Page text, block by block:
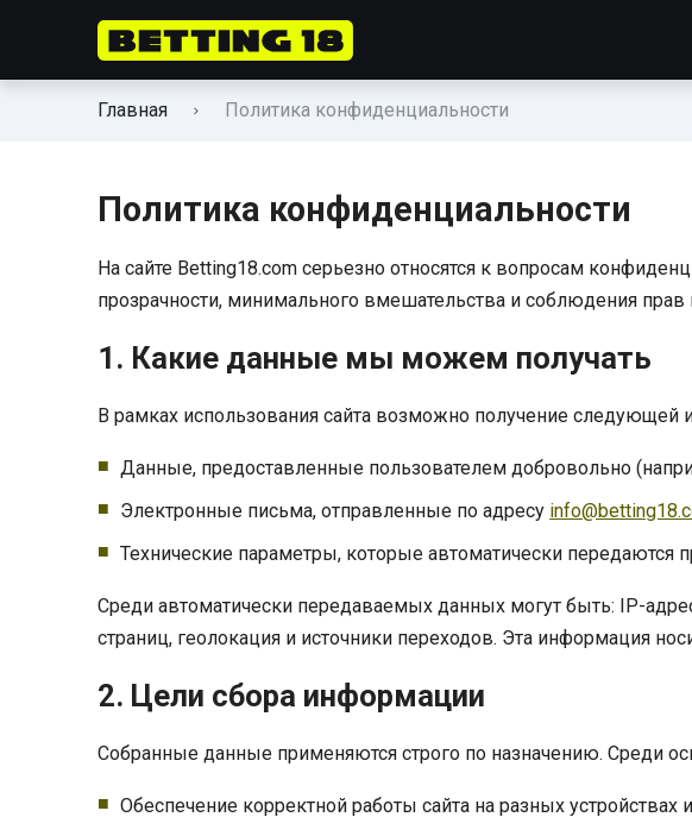
Главная Политика конфиденциальности
Политика конфиденциальности
На сайте Betting18.com серьезно относятся к вопросам
прозрачности, минимального вмешательства и соблюдения прав
1. Какие данные мы можем получать
В рамках использования сайта возможно получение следующей
Данные, предоставленные пользователем добровольно
Электронные письма, отправленные по адресу
Технические параметры, которые автоматически передаются
Среди автоматически передаваемых данных могут быть: IP-
страниц, геолокация и источники переходов. Эта информация
2. Цели сбора информации
Собранные данные применяются строго по назначению. Среди
Обеспечение корректной работы сайта на разных устройствах